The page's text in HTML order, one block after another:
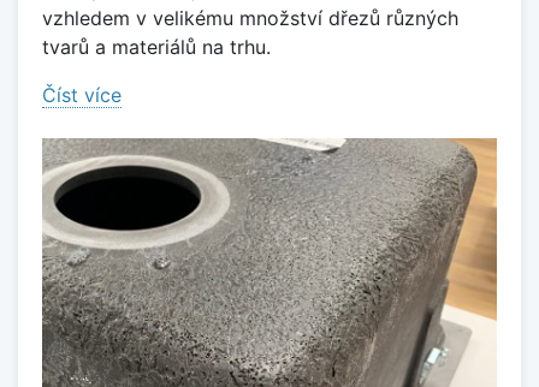
vzhledem v velikému množství dřezů různých
tvarů a materiálů na trhu.
Číst více